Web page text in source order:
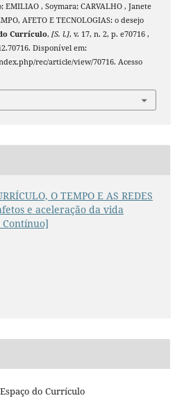
EMILIAO , Soymara; CARVALHO , Janete
AFETO E TECNOLOGIAS: o desejo
Currículo, [S. l.], v. 17, n. 2, p. e70716 ,
Disponível em:
rec/article/view/70716. Acesso
O TEMPO E AS REDES
e aceleração da vida
Contínuo]
do Currículo